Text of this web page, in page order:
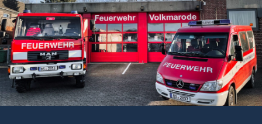
Zum
Inhalt
springen